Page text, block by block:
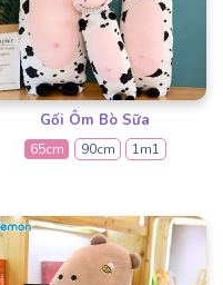
Gối Ôm Bò Sữa
65cm 90cm 1m1